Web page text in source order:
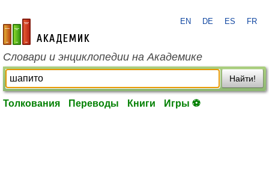
academic.ru
EN DE ES FR
Словари и энциклопедии на Академике
Найти!
Толкования Переводы Книги Игры ⚽